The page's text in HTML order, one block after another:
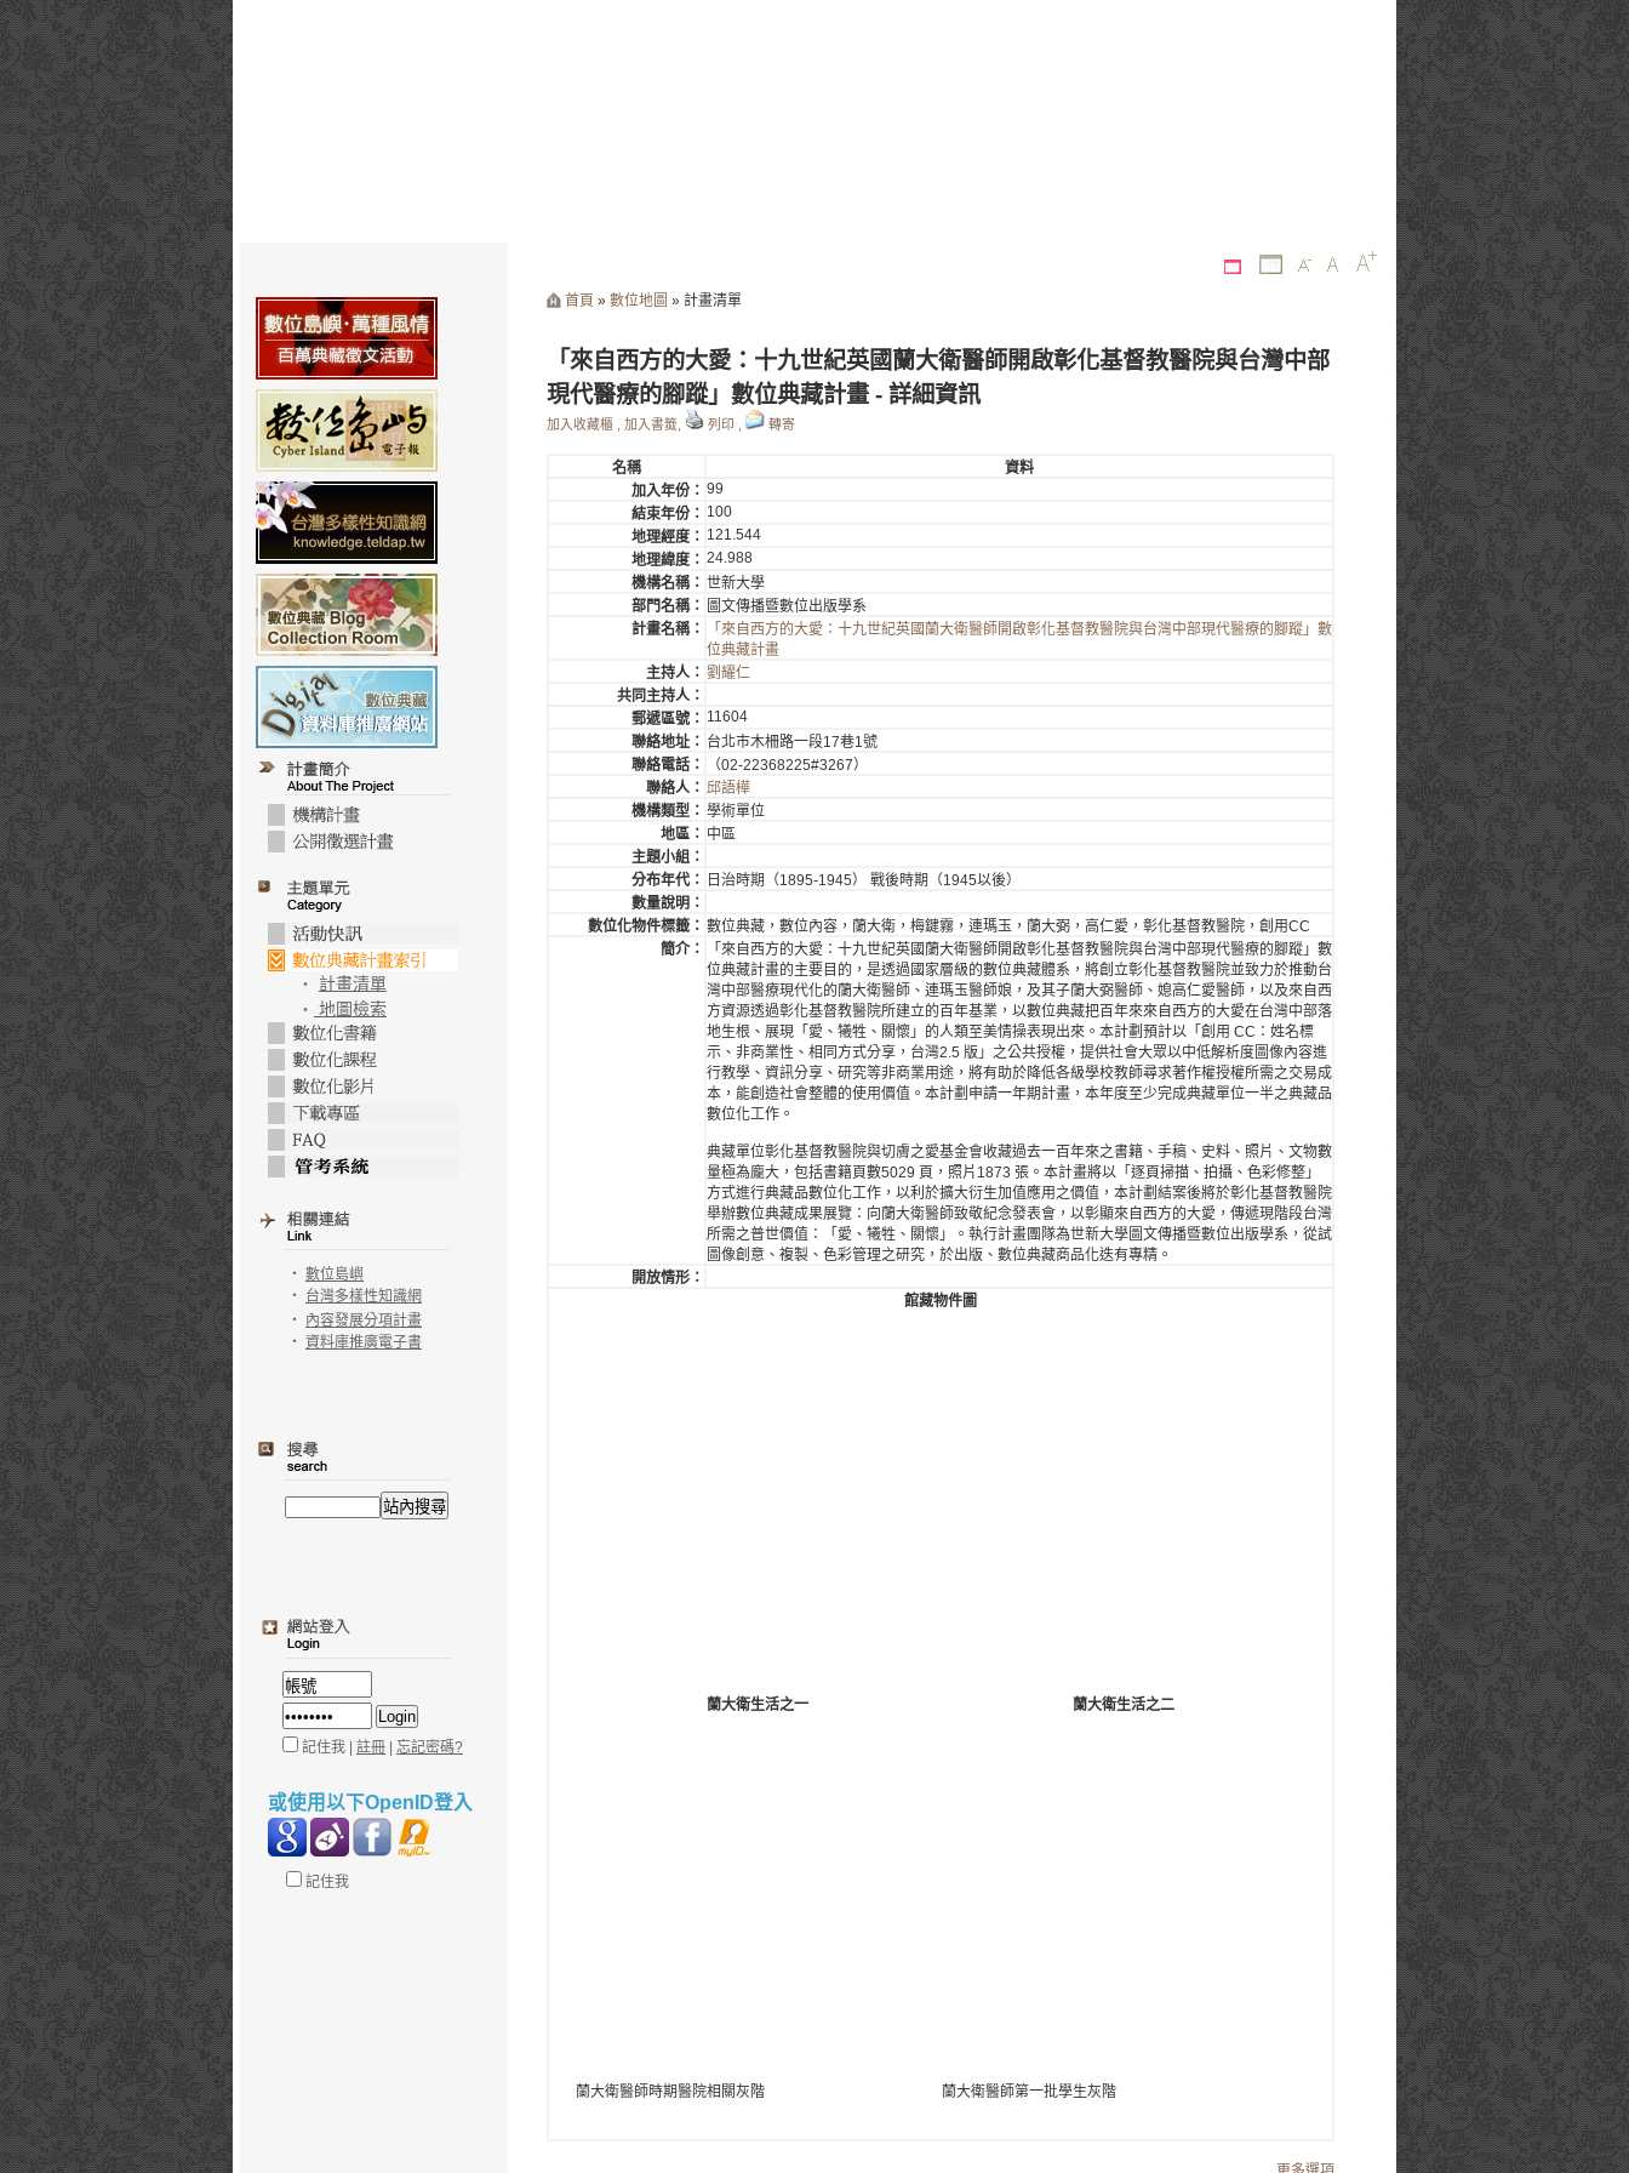
‧ 計畫清單
‧ 地圖檢索
‧ 數位島嶼
‧ 台灣多樣性知識網
‧ 內容發展分項計畫
‧ 資料庫推廣電子書
記住我 | 註冊 | 忘記密碼?
或使用以下OpenID登入
記住我
首頁 » 數位地圖 » 計畫清單
「來自西方的大愛：十九世紀英國蘭大衛醫師開啟彰化基督教醫院與台灣中部
現代醫療的腳蹤」數位典藏計畫 - 詳細資訊
加入收藏櫃 加入書籤 列印 轉寄
名稱
資料
加入年份： 99
結束年份： 100
地理經度： 121.544
地理緯度： 24.988
機構名稱： 世新大學
部門名稱： 圖文傳播暨數位出版學系
計畫名稱：
「來自西方的大愛：十九世紀英國蘭大衛醫師開啟彰化基督教醫院與台灣中部現代醫療的腳蹤」數
位典藏計畫
主持人： 劉耀仁
共同主持人：
郵遞區號： 11604
聯絡地址： 台北市木柵路一段17巷1號
聯絡電話：
（02-22368225#3267）
聯絡人： 邱語樺
機構類型： 學術單位
地區： 中區
主題小組：
分布年代：
日治時期（1895-1945） 戰後時期（1945以後）
數量說明：
數位化物件標籤： 數位典藏，數位內容，蘭大衛，梅鍵霧，連瑪玉，蘭大弼，高仁愛，彰化基督教醫院，創用CC
簡介：
「來自西方的大愛：十九世紀英國蘭大衛醫師開啟彰化基督教醫院與台灣中部現代醫療的腳蹤」數
位典藏計畫的主要目的，是透過國家層級的數位典藏體系，將創立彰化基督教醫院並致力於推動台
灣中部醫療現代化的蘭大衛醫師、連瑪玉醫師娘，及其子蘭大弼醫師、媳高仁愛醫師，以及來自西
方資源透過彰化基督教醫院所建立的百年基業，以數位典藏把百年來來自西方的大愛在台灣中部落
地生根、展現「愛、犧牲、關懷」的人類至美情操表現出來。本計劃預計以「創用 CC：姓名標
示、非商業性、相同方式分享，台灣2.5 版」之公共授權，提供社會大眾以中低解析度圖像內容進
行教學、資訊分享、研究等非商業用途，將有助於降低各級學校教師尋求著作權授權所需之交易成
本，能創造社會整體的使用價值。本計劃申請一年期計畫，本年度至少完成典藏單位一半之典藏品
數位化工作。
典藏單位彰化基督教醫院與切膚之愛基金會收藏過去一百年來之書籍、手稿、史料、照片、文物數
量極為龐大，包括書籍頁數5029 頁，照片1873 張。本計畫將以「逐頁掃描、拍攝、色彩修整」
方式進行典藏品數位化工作，以利於擴大衍生加值應用之價值，本計劃結案後將於彰化基督教醫院
舉辦數位典藏成果展覽：向蘭大衛醫師致敬紀念發表會，以彰顯來自西方的大愛，傳遞現階段台灣
所需之普世價值：「愛、犧牲、關懷」。執行計畫團隊為世新大學圖文傳播暨數位出版學系，從試
圖像創意、複製、色彩管理之研究，於出版、數位典藏商品化迭有專精。
開放情形：
館藏物件圖
蘭大衛生活之一 蘭大衛生活之二
蘭大衛醫師時期醫院相關灰階 蘭大衛醫師第一批學生灰階